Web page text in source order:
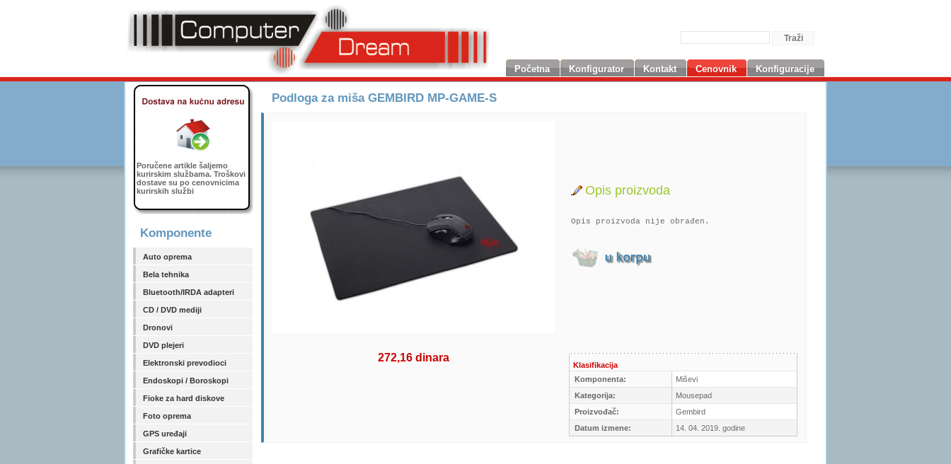
Početna Konfigurator Kontakt Cenovnik Konfiguracije
Poručene artikle šaljemo
kurirskim službama. Troškovi
dostave su po cenovnicima
kurirskih službi
Komponente
Auto oprema
Bela tehnika
Bluetooth/IRDA adapteri
CD / DVD mediji
Dronovi
DVD plejeri
Elektronski prevodioci
Endoskopi / Boroskopi
Fioke za hard diskove
Foto oprema
GPS uređaji
Grafičke kartice
Podloga za miša GEMBIRD MP-GAME-S
Opis proizvoda
Opis proizvoda nije obrađen.
272,16 dinara
Klasifikacija
Komponenta:
Miševi
Kategorija:
Mousepad
Proizvođač:
Gembird
Datum izmene:
14. 04. 2019. godine